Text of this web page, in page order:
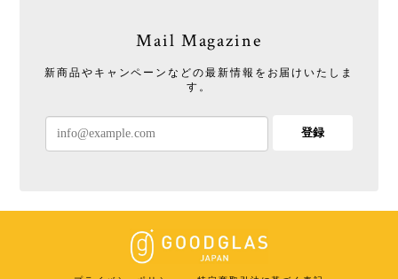
Mail Magazine
新商品やキャンペーンなどの最新情報をお届けいたしま
す。
登録